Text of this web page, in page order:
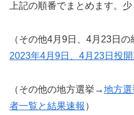
上記の順番でまとめます。少
（その他4月9日、4月23日
2023年4月9日、4月23日投
（その他の地方選挙→地方
者一覧と結果速報 ）